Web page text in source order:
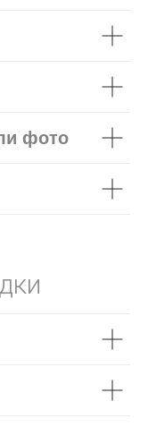
фото